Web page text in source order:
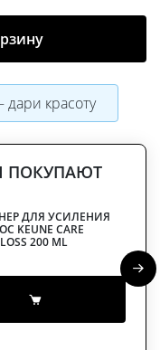
красоту
ПОКУПАЮТ
ДЛЯ УСИЛЕНИЯ
KEUNE CARE
200 ML